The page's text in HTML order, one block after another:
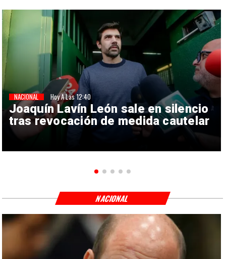
Joaquín Lavín León sale en silencio
tras revocación de medida cautelar
NACIONAL Hoy A Las 12:40
NACIONAL